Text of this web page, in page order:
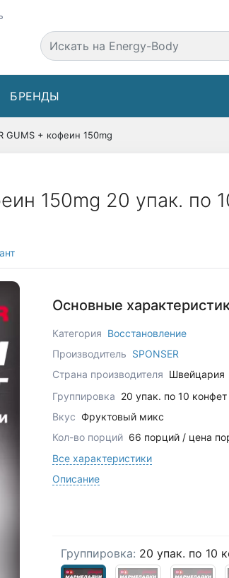
БРЕНДЫ
GUMS + кофеин 150mg
150mg 20 упак. по
Основные
Категория Восстановление
Производитель SPONSER
Страна производителя Швейцария
Группировка 20 упак. по 10 конфет
Вкус Фруктовый микс
Кол-во порций 66 порций / цена
Все характеристики
Описание
Группировка: 20 упак. по 10